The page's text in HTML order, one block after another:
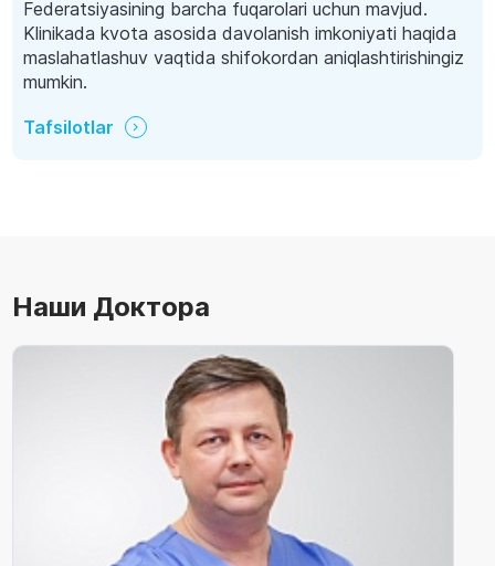
Federatsiyasining barcha fuqarolari uchun mavjud.
Klinikada kvota asosida davolanish imkoniyati haqida
maslahatlashuv vaqtida shifokordan aniqlashtirishingiz
mumkin.
Tafsilotlar
Наши Доктора